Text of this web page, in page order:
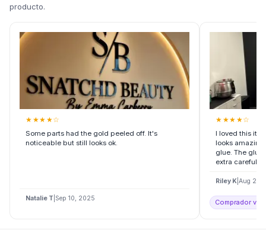
producto.
★ ★★ ★☆
Some parts had the gold peeled off. It's
noticeable but still looks ok.
Natalie T Sep 10, 2025
★ ★★ ★☆
I loved this
looks
glue. The glue
extra careful
Riley K Aug 20,
Comprador